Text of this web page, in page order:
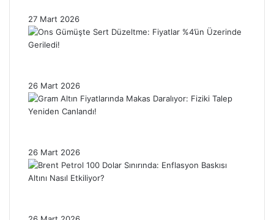
27 Mart 2026
26 Mart 2026
26 Mart 2026